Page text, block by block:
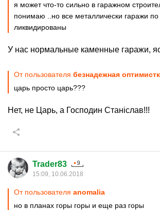
я может что-то сильно в гаражном
понимаю ..но все металлически гаражи по
ликвидированы
У нас нормальные каменные гаражи,
От пользователя безнадежная
царь просто царь???
Нет, не Царь, а Господин Станiслав!!!
Trader83
15:09, 10.06.2018
От пользователя anomalia
но в планах горы горы и еще раз горы